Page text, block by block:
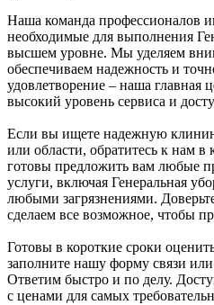
Наша команда профессионалов
необходимые для выполнения
высшем уровне. Мы уделяем
обеспечиваем надежность и
удовлетворение – наша главная
высокий уровень сервиса и
Если вы ищете надежную
или области, обратитесь к нам
готовы предложить вам любые
услуги, включая Генеральная
любыми загрязнениями.
сделаем все возможное, чтобы
Готовы в короткие сроки
заполните нашу форму связи
Ответим быстро и по делу.
с ценами для самых